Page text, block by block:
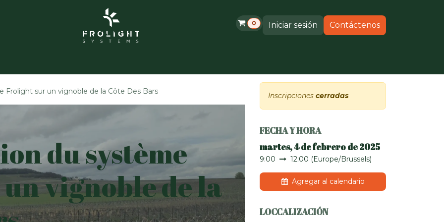
0 Iniciar sesión Contáctenos
Frolight sur un vignoble de la Côte Des Bars
du système
vignoble de la
Inscripciones cerradas
FECHA Y HORA
martes, 4 de febrero de 2025
9:00 12:00 (Europe/Brussels)
Agregar al calendario
LOCCALIZACIÓN